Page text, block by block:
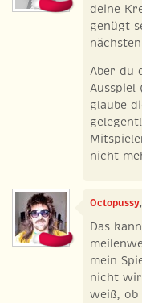
deine
genügt
Aber du
Ausspiel
glaube
nicht
Octopussy
Das
mein
nicht
weiß, ob